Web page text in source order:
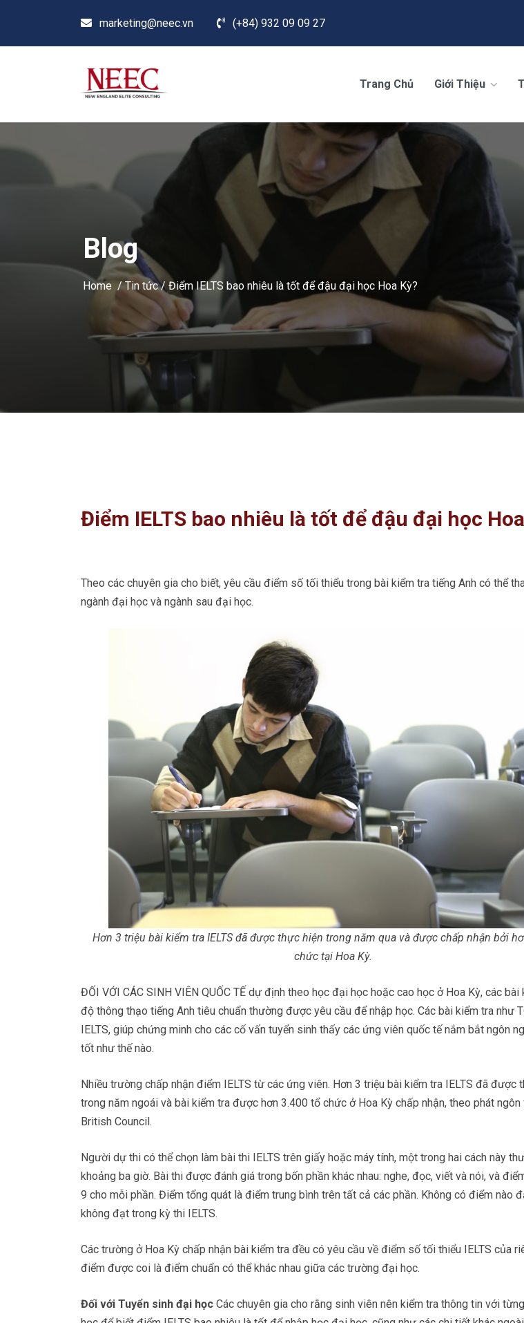
marketing@neec.vn (+84) 932 09 09 27
Trang Chủ Giới Thiệu
Blog
Home /Tin tức/ Điểm IELTS bao nhiêu là tốt để đậu đại học Hoa Kỳ?
Điểm IELTS bao nhiêu là tốt để đậu đại học
Theo các chuyên gia cho biết, yêu cầu điểm số tối thiểu trong bài kiểm tra tiếng Anh có thể
ngành đại học và ngành sau đại học.
Hơn 3 triệu bài kiểm tra IELTS đã được thực hiện trong năm qua và được chấp nhận bởi
chức tại Hoa Kỳ.
ĐỐI VỚI CÁC SINH VIÊN QUỐC TẾ dự định theo học đại học hoặc cao học ở Hoa Kỳ, các bài
độ thông thạo tiếng Anh tiêu chuẩn thường được yêu cầu để nhập học. Các bài kiểm tra như
IELTS, giúp chứng minh cho các cố vấn tuyển sinh thấy các ứng viên quốc tế nắm bắt ngôn
tốt như thế nào.
Nhiều trường chấp nhận điểm IELTS từ các ứng viên. Hơn 3 triệu bài kiểm tra IELTS đã được
trong năm ngoái và bài kiểm tra được hơn 3.400 tổ chức ở Hoa Kỳ chấp nhận, theo phát ngôn
British Council.
Người dự thi có thể chọn làm bài thi IELTS trên giấy hoặc máy tính, một trong hai cách này
khoảng ba giờ. Bài thi được đánh giá trong bốn phần khác nhau: nghe, đọc, viết và nói, và
9 cho mỗi phần. Điểm tổng quát là điểm trung bình trên tất cả các phần. Không có điểm nào
không đạt trong kỳ thi IELTS.
Các trường ở Hoa Kỳ chấp nhận bài kiểm tra đều có yêu cầu về điểm số tối thiểu IELTS của
điểm được coi là điểm chuẩn có thể khác nhau giữa các trường đại học.
Đối với Tuyển sinh đại học Các chuyên gia cho rằng sinh viên nên kiểm tra thông tin với